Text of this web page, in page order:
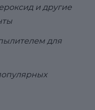
и другие
для